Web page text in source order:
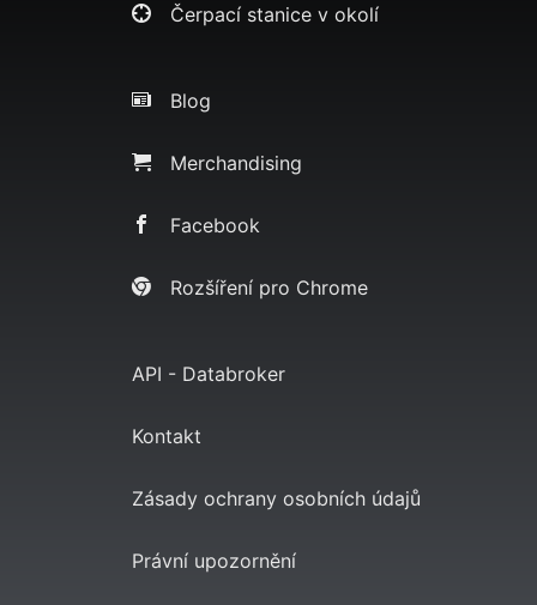
Čerpací stanice v okolí
Blog
Merchandising
Facebook
Rozšíření pro Chrome
API - Databroker
Kontakt
Zásady ochrany osobních údajů
Právní upozornění